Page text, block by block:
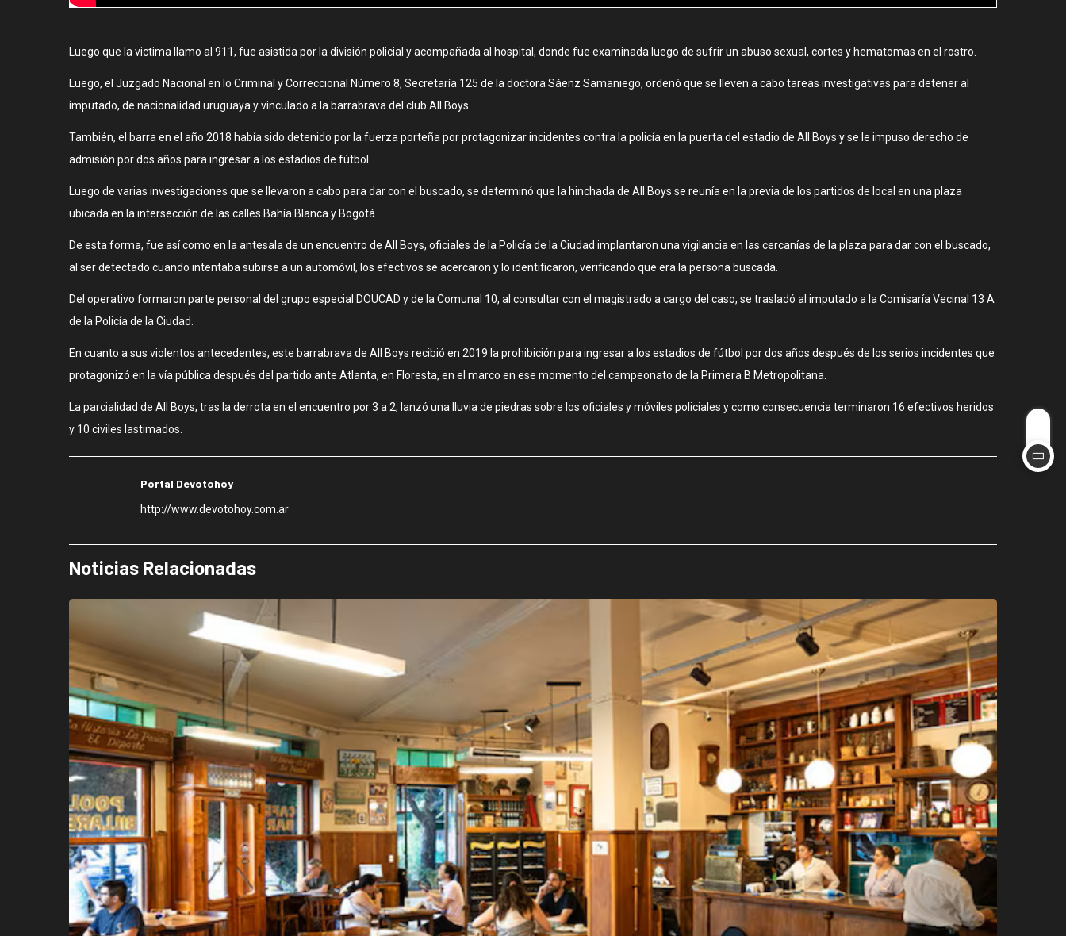
Luego que la victima llamo al 911, fue asistida por la división policial y acompañada al hospital, donde fue examinada luego de sufrir un abuso sexual, cortes y hematomas en el rostro.
Luego, el Juzgado Nacional en lo Criminal y Correccional Número 8, Secretaría 125 de la doctora Sáenz Samaniego, ordenó que se lleven a cabo tareas investigativas para detener al
imputado, de nacionalidad uruguaya y vinculado a la barrabrava del club All Boys.
También, el barra en el año 2018 había sido detenido por la fuerza porteña por protagonizar incidentes contra la policía en la puerta del estadio de All Boys y se le impuso derecho de
admisión por dos años para ingresar a los estadios de fútbol.
Luego de varias investigaciones que se llevaron a cabo para dar con el buscado, se determinó que la hinchada de All Boys se reunía en la previa de los partidos de local en una plaza
ubicada en la intersección de las calles Bahía Blanca y Bogotá.
De esta forma, fue así como en la antesala de un encuentro de All Boys, oficiales de la Policía de la Ciudad implantaron una vigilancia en las cercanías de la plaza para dar con el buscado,
al ser detectado cuando intentaba subirse a un automóvil, los efectivos se acercaron y lo identificaron, verificando que era la persona buscada.
Del operativo formaron parte personal del grupo especial DOUCAD y de la Comunal 10, al consultar con el magistrado a cargo del caso, se trasladó al imputado a la Comisaría Vecinal 13 A
de la Policía de la Ciudad.
En cuanto a sus violentos antecedentes, este barrabrava de All Boys recibió en 2019 la prohibición para ingresar a los estadios de fútbol por dos años después de los serios incidentes que
protagonizó en la vía pública después del partido ante Atlanta, en Floresta, en el marco en ese momento del campeonato de la Primera B Metropolitana.
La parcialidad de All Boys, tras la derrota en el encuentro por 3 a 2, lanzó una lluvia de piedras sobre los oficiales y móviles policiales y como consecuencia terminaron 16 efectivos heridos
y 10 civiles lastimados.
Portal Devotohoy
http://www.devotohoy.com.ar
Noticias Relacionadas